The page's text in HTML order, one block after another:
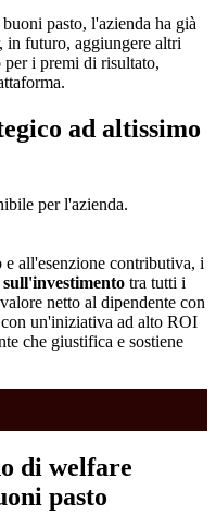
pasto, l'azienda ha già
in futuro, aggiungere altri
per i premi di risultato,
ad altissimo
per l'azienda.
all'esenzione contributiva, i
tra tutti i
netto al dipendente con
un'iniziativa ad alto ROI
che giustifica e sostiene
di welfare
pasto